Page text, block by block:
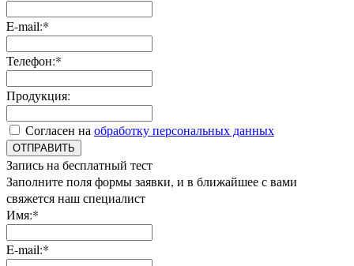
E-mail:*
Телефон:*
Продукция:
Согласен на обработку персональных данных
ОТПРАВИТЬ
Запись на бесплатный тест
Заполните поля формы заявки, и в ближайшее с вами
свяжется наш специалист
Имя:*
E-mail:*